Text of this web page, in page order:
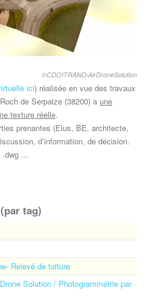
©CDOITRAND/AirDroneSolution
ici) réalisée en vue des travaux
de Serpaize (38200) a une
texture réelle.
prenantes (Elus, BE, architecte,
d’information, de décision.
...
tag)
Relevé de toiture
Solution / Photogrammétrie par